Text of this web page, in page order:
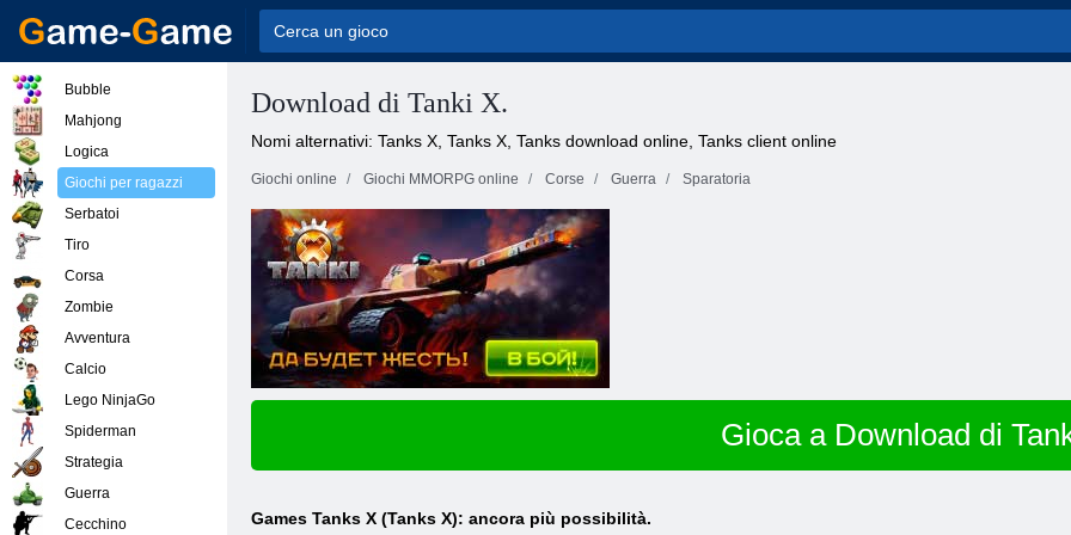
Download di Tanki X.
Nomi alternativi: Tanks X, Tanks X, Tanks download online, Tanks client online
Giochi online Giochi MMORPG online Corse Guerra Sparatoria
Gioca a Download di
Games Tanks X (Tanks X): ancora più possibilità.
Bubble
Mahjong
Logica
Giochi per ragazzi
Serbatoi
Tiro
Corsa
Zombie
Avventura
Calcio
Lego NinjaGo
Spiderman
Strategia
Guerra
Cecchino